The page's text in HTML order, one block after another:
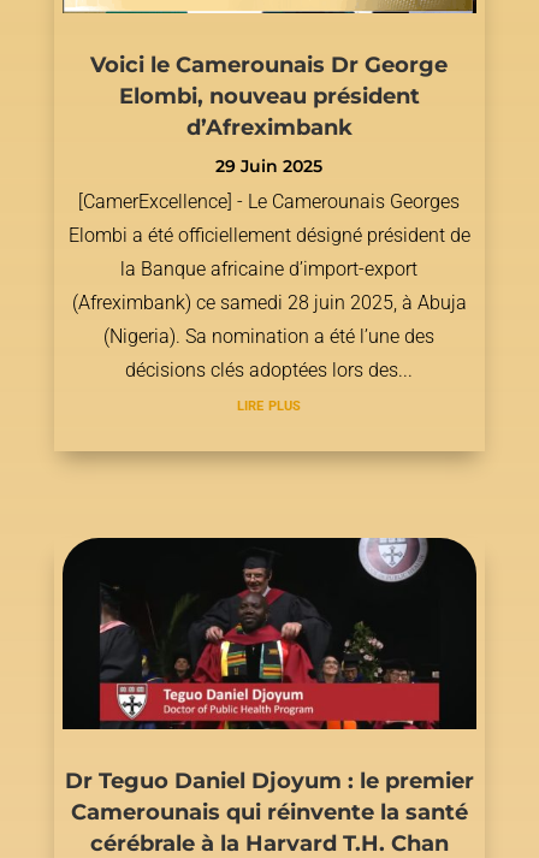
Voici le Camerounais Dr George
Elombi, nouveau président
d’Afreximbank
29 Juin 2025
[CamerExcellence] - Le Camerounais Georges
Elombi a été officiellement désigné président de
la Banque africaine d’import-export
(Afreximbank) ce samedi 28 juin 2025, à Abuja
(Nigeria). Sa nomination a été l’une des
décisions clés adoptées lors des...
lire plus
Dr Teguo Daniel Djoyum : le premier
Camerounais qui réinvente la santé
cérébrale à la Harvard T.H. Chan